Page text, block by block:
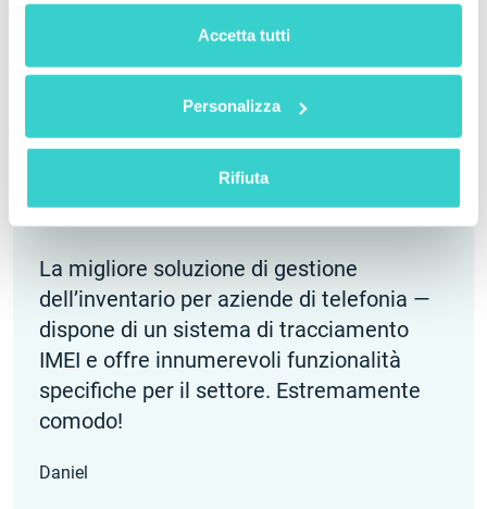
Accetta tutti
Personalizza
Rifiuta
La migliore soluzione di gestione
dell’inventario per aziende di telefonia —
dispone di un sistema di tracciamento
IMEI e offre innumerevoli funzionalità
specifiche per il settore. Estremamente
comodo!
Daniel